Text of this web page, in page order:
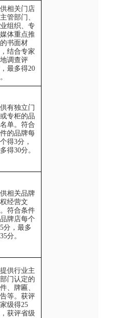
相关门店
管部门、
组织、专
体重点推
书面材
结合专家
调查评
最多得20
有独立门
专柜的品
单。符合
的品牌每
个得3分，
得30分。
相关品牌
经营文
符合条件
牌店每个
5分，最多
35分。
供行业主
门认定的
、牌匾、
等。获评
级得25
获评省级